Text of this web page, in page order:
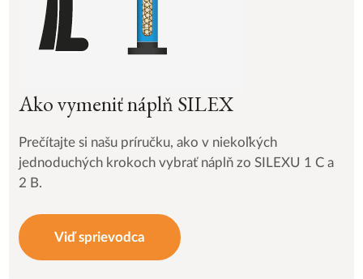
Ako vymeniť náplň SILEX
Prečítajte si našu príručku, ako v niekoľkých
jednoduchých krokoch vybrať náplň zo SILEXU 1 C a
2 B.
Viď sprievodca